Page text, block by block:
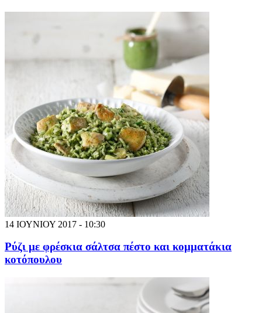
14 ΙΟΥΝΙΟΥ 2017 - 10:30
Ρύζι με φρέσκια σάλτσα πέστο και κομματάκια
κοτόπουλου